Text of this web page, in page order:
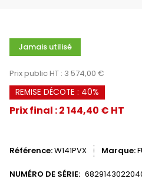
Jamais utilisé
Prix public HT : 3 574,00 €
REMISE DÉCOTE : 40%
Prix final : 2 144,40 € HT
Référence W141PVX Marque
NUMÉRO DE SÉRIE: